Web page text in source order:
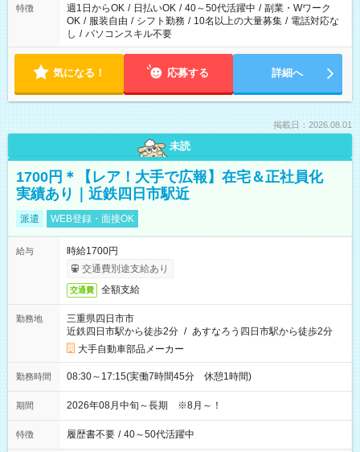
特徴 週1日からOK / 日払いOK / 40～50代活躍中 / 副業・Wワーク
OK / 服装自由 / シフト勤務 / 10名以上の大量募集 / 電話対応な
し / パソコンスキル不要
気になる！ 応募する 詳細へ
掲載日：2026.08.01
未読
1700円＊【レア！大手で広報】在宅＆正社員化
実績あり｜近鉄四日市駅近
派遣 WEB登録・面接OK
給与
時給1700円
交通費別途支給あり
交通費 全額支給
勤務地
三重県四日市市
近鉄四日市駅から徒歩2分 / あすなろう四日市駅から徒歩2分
大手自動車部品メーカー
勤務時間 08:30～17:15(実働7時間45分 休憩1時間)
期間 2026年08月中旬～長期 ※8月～！
特徴 履歴書不要 / 40～50代活躍中